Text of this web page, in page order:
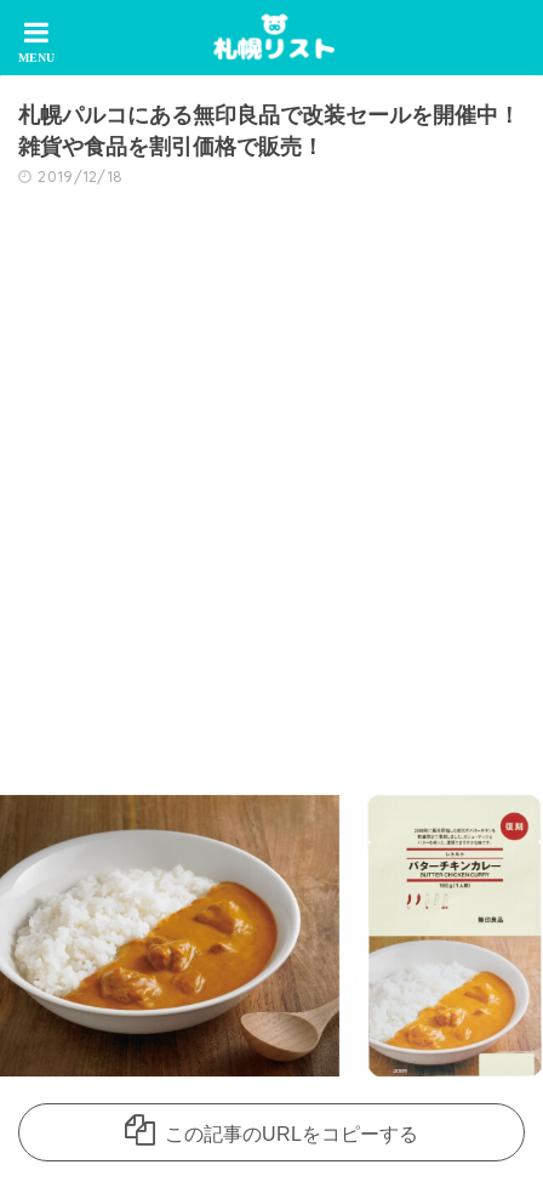
札幌パルコにある無印良品で改装セールを開催中！
雑貨や食品を割引価格で販売！
2019/12/18
この記事のURLをコピーする